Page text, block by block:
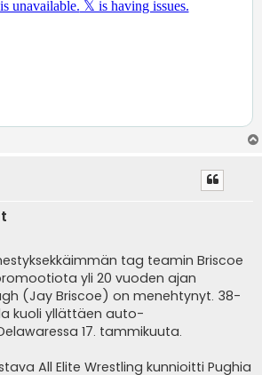
tag teamin Briscoe
yli 20 vuoden ajan
(Jay Briscoe) on menehtynyt. 38-
kuoli yllättäen auto-
17. tammikuuta.
All Elite Wrestling kunnioitti Pughia